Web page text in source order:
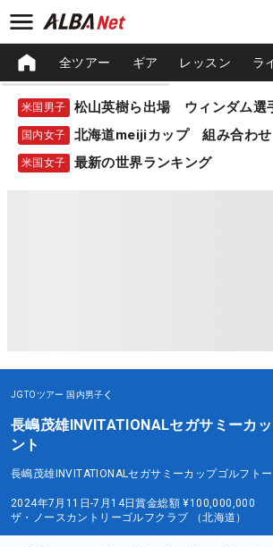
全ツアー ギア レッスン ラ
米国男子 松山英樹ら出場 ウィンダム選
国内女子 北海道meijiカップ 組み合わせ
米国女子 最新の世界ランキング
JGTOツアー 国内男子
長嶋茂雄INVITATIONALセガサミーカ
ント
長嶋茂雄INVITATIONALセガサミーカップゴルフト
2024年7月11日-7月14日賞金総額 ¥100,000,000
ザ・ノースカントリーゴルフクラブ （北海道）